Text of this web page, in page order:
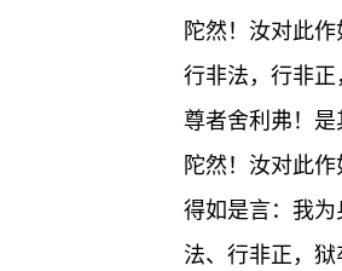
陀然！汝对此
行非法，行非正
尊者舍利弗！是
陀然！汝对此
得如是言：我
法、行非正，狱